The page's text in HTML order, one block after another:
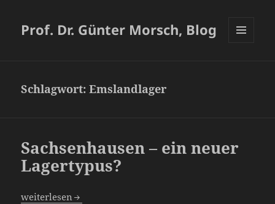
Prof. Dr. Günter Morsch, Blog
Schlagwort:Emslandlager
Sachsenhausen – ein neuer
Lagertypus?
Sachsenhausen – ein neuer Lagertypus?
weiterlesen